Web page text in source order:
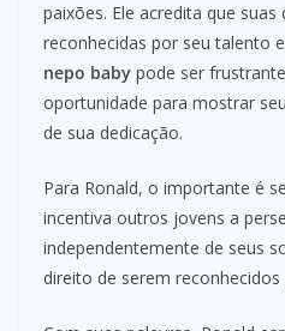
paixões. Ele acredita que
reconhecidas por seu talento
nepo baby pode ser
oportunidade para mostrar
de sua dedicação.
Para Ronald, o importante é
incentiva outros jovens a
independentemente de seus
direito de serem reconhecidos